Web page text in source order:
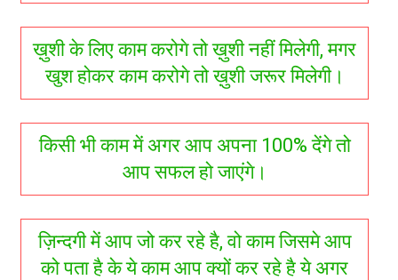
ख़ुशी के लिए काम करोगे तो ख़ुशी नहीं मिलेगी, मगर
खुश होकर काम करोगे तो ख़ुशी जरूर मिलेगी।
किसी भी काम में अगर आप अपना 100% देंगे तो
आप सफल हो जाएंगे।
ज़िन्दगी में आप जो कर रहे है, वो काम जिसमे आप
को पता है के ये काम आप क्यों कर रहे है ये अगर